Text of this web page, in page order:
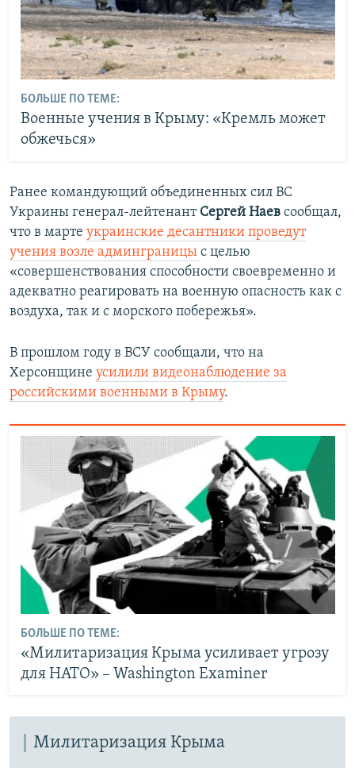
БОЛЬШЕ ПО ТЕМЕ:
Военные учения в Крыму: «Кремль может
обжечься»
Ранее командующий объединенных сил ВС
Украины генерал-лейтенант Сергей Наев сообщал,
что в марте украинские десантники проведут
учения возле админграницы с целью
«совершенствования способности своевременно и
адекватно реагировать на военную опасность как с
воздуха, так и с морского побережья».
В прошлом году в ВСУ сообщали, что на
Херсонщине усилили видеонаблюдение за
российскими военными в Крыму.
БОЛЬШЕ ПО ТЕМЕ:
«Милитаризация Крыма усиливает угрозу
для НАТО» – Washington Examiner
Милитаризация Крыма